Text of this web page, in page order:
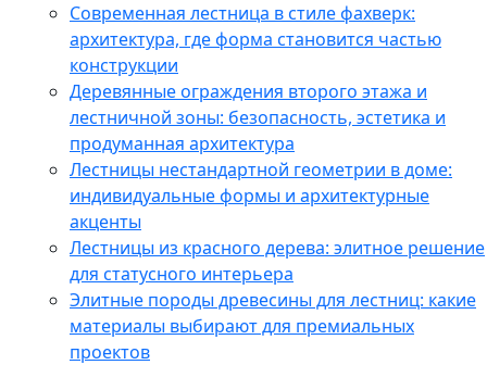
Современная лестница в стиле фахверк:
архитектура, где форма становится частью
конструкции
Деревянные ограждения второго этажа и
лестничной зоны: безопасность, эстетика и
продуманная архитектура
Лестницы нестандартной геометрии в доме:
индивидуальные формы и архитектурные
акценты
Лестницы из красного дерева: элитное решение
для статусного интерьера
Элитные породы древесины для лестниц: какие
материалы выбирают для премиальных
проектов